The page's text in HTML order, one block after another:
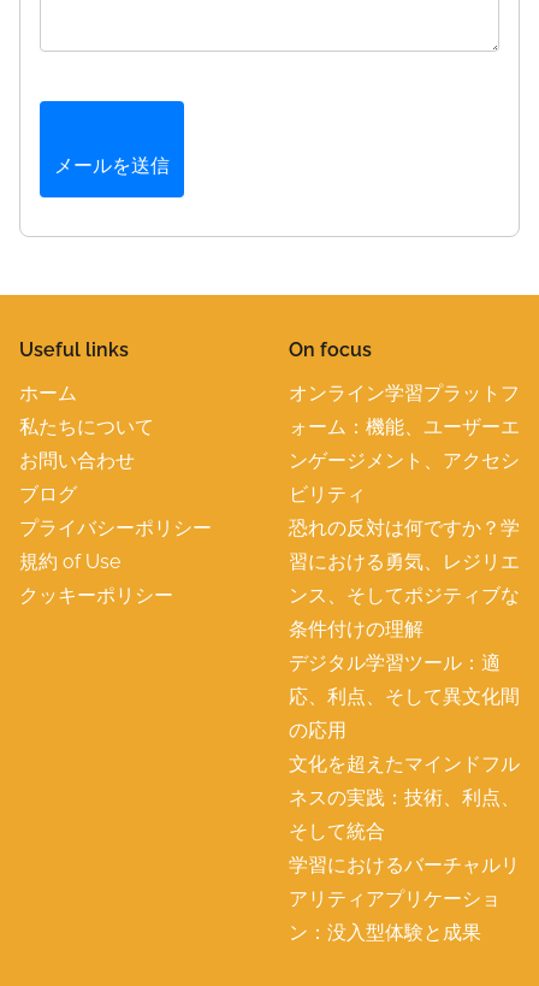
メールを送信
Useful links
ホーム
私たちについて
お問い合わせ
ブログ
プライバシーポリシー
規約 of Use
クッキーポリシー
On focus
オンライン学習プラットフ
ォーム：機能、ユーザーエ
ンゲージメント、アクセシ
ビリティ
恐れの反対は何ですか？学
習における勇気、レジリエ
ンス、そしてポジティブな
条件付けの理解
デジタル学習ツール：適
応、利点、そして異文化間
の応用
文化を超えたマインドフル
ネスの実践：技術、利点、
そして統合
学習におけるバーチャルリ
アリティアプリケーショ
ン：没入型体験と成果